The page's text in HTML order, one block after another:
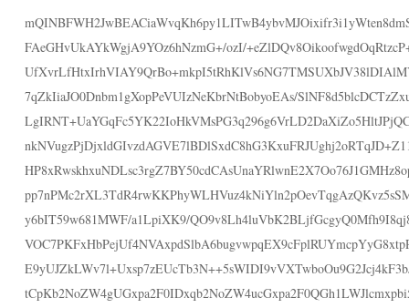
FAeGHvUkAYkWgjA9YOz6hNzmG+/ozI/
7qZkIiaJO0Dnbm1gXopPeVUIzNeKbrNtBobyoEAs/
y6bIT59w681MWF/a1LpiXK9/